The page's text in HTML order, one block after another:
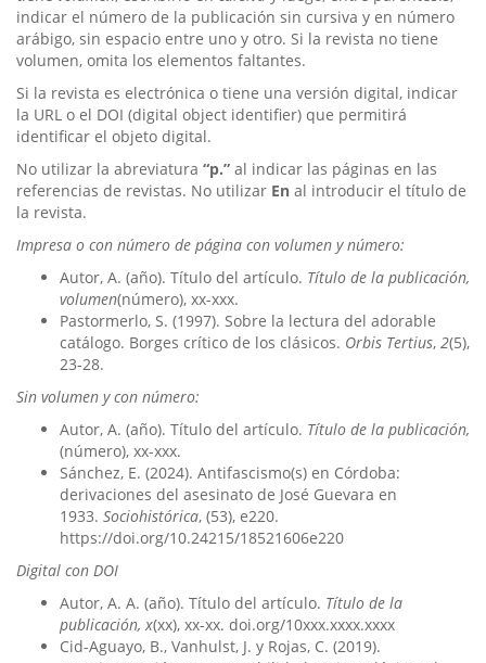
indicar el número de la publicación sin cursiva y en número
arábigo, sin espacio entre uno y otro. Si la revista no tiene
volumen, omita los elementos faltantes.
Si la revista es electrónica o tiene una versión digital, indicar
la URL o el DOI (digital object identifier) que permitirá
identificar el objeto digital.
No utilizar la abreviatura “p.” al indicar las páginas en las
referencias de revistas. No utilizar En al introducir el título de
la revista.
Impresa o con número de página con volumen y número:
Autor, A. (año). Título del artículo. Título de la publicación,
volumen(número), xx-xxx.
Pastormerlo, S. (1997). Sobre la lectura del adorable
catálogo. Borges crítico de los clásicos. Orbis Tertius, 2(5),
23-28.
Sin volumen y con número:
Autor, A. (año). Título del artículo. Título de la publicación,
(número), xx-xxx.
Sánchez, E. (2024). Antifascismo(s) en Córdoba:
derivaciones del asesinato de José Guevara en
1933. Sociohistórica, (53), e220.
https://doi.org/10.24215/18521606e220
Digital con DOI
Autor, A. A. (año). Título del artículo. Título de la
publicación, x(xx), xx-xx. doi.org/10xxx.xxxx.xxxx
Cid-Aguayo, B., Vanhulst, J. y Rojas, C. (2019).